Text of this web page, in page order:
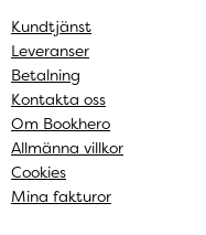
Kundtjänst
Leveranser
Betalning
Kontakta oss
Om Bookhero
Allmänna villkor
Cookies
Mina fakturor